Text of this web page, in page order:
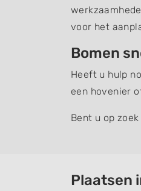
voor het
Bomen
Heeft u hulp
een hovenier
Bent u op
Plaatsen